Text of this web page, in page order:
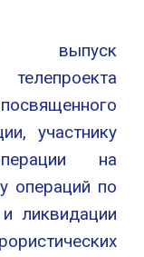
выпуск
участнику
на
операций по
ликвидации